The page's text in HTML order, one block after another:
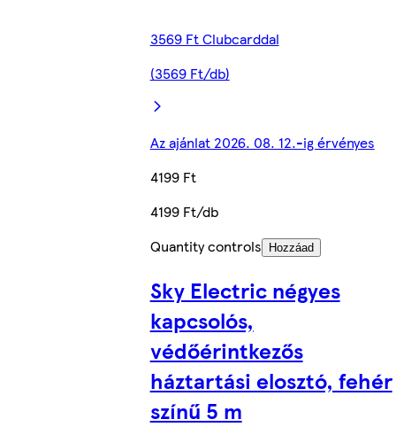
3569 Ft Clubcarddal
(3569 Ft/db)
Az ajánlat 2026. 08. 12.-ig érvényes
4199 Ft
4199 Ft/db
Quantity controls
Hozzáad
Sky Electric négyes
kapcsolós,
védőérintkezős
háztartási elosztó, fehér
színű 5 m